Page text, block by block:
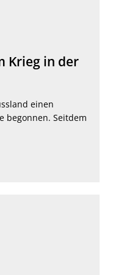
Krieg in der
einen
begonnen. Seitdem